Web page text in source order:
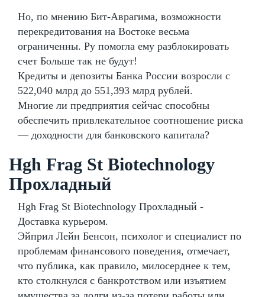
Но, по мнению Бит-Аврагима, возможности
перекредитования на Востоке весьма
ограниченны. Ру помогла ему разблокировать
счет Больше так не будут!
Кредиты и депозиты Банка России возросли с
522,040 млрд до 551,393 млрд рублей.
Многие ли предприятия сейчас способны
обеспечить привлекательное соотношение риска
— доходности для банковского капитала?
Hgh Frag St Biotechnology
Прохладный
Hgh Frag St Biotechnology Прохладный -
Доставка курьером.
Эйприл Лейн Бенсон, психолог и специалист по
проблемам финансового поведения, отмечает,
что публика, как правило, милосерднее к тем,
кто столкнулся с банкротством или изъятием